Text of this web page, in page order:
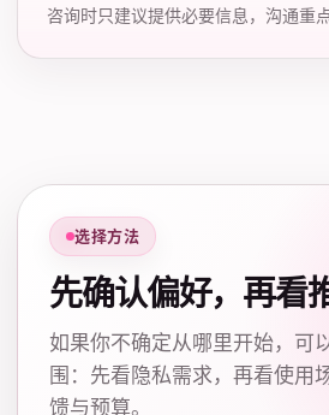
咨询时只建议提供必要信息，沟通重
选择方法
先确认偏好，再看
如果你不确定从哪里开始，可
围：先看隐私需求，再看使用
馈与预算。